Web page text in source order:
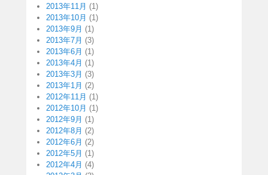
2013年11月 (1)
2013年10月 (1)
2013年9月 (1)
2013年7月 (3)
2013年6月 (1)
2013年4月 (1)
2013年3月 (3)
2013年1月 (2)
2012年11月 (1)
2012年10月 (1)
2012年9月 (1)
2012年8月 (2)
2012年6月 (2)
2012年5月 (1)
2012年4月 (4)